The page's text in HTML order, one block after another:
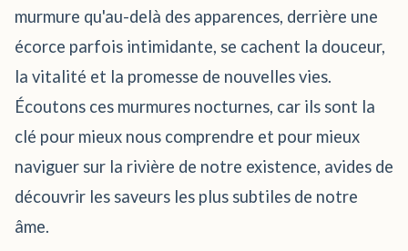
murmure qu'au-delà des apparences, derrière une
écorce parfois intimidante, se cachent la douceur,
la vitalité et la promesse de nouvelles vies.
Écoutons ces murmures nocturnes, car ils sont la
clé pour mieux nous comprendre et pour mieux
naviguer sur la rivière de notre existence, avides de
découvrir les saveurs les plus subtiles de notre
âme.